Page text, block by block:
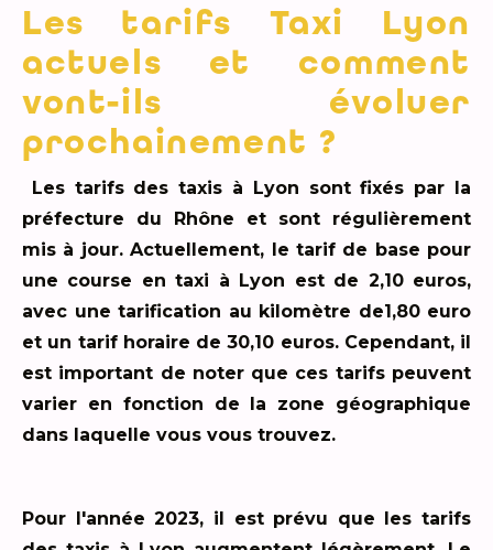
Les tarifs Taxi Lyon
actuels et comment
vont-ils évoluer
prochainement ?
Les tarifs des taxis à Lyon sont fixés par la
préfecture du Rhône et sont régulièrement
mis à jour. Actuellement, le tarif de base pour
une course en taxi à Lyon est de 2,10 euros,
avec une tarification au kilomètre de1,80 euro
et un tarif horaire de 30,10 euros. Cependant, il
est important de noter que ces tarifs peuvent
varier en fonction de la zone géographique
dans laquelle vous vous trouvez.
Pour l'année 2023, il est prévu que les tarifs